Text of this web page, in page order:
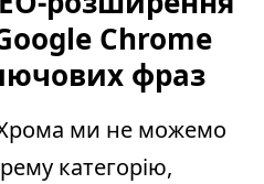
Chrome
фраз
ми не можемо
категорію,